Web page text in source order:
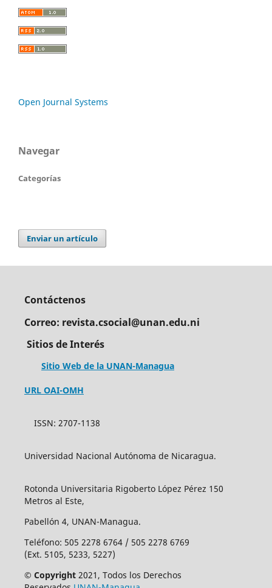
Open Journal Systems
Navegar
Categorías
Enviar un artículo
Contáctenos
Correo: revista.csocial@unan.edu.ni
Sitios de Interés
Sitio Web de la UNAN-Managua
URL OAI-OMH
ISSN: 2707-1138
Universidad Nacional Autónoma de Nicaragua.
Rotonda Universitaria Rigoberto López Pérez 150
Metros al Este,
Pabellón 4, UNAN-Managua.
Teléfono: 505 2278 6764 / 505 2278 6769
(Ext. 5105, 5233, 5227)
© Copyright2021, Todos los Derechos